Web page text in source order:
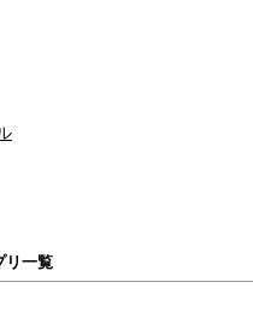
リ一覧